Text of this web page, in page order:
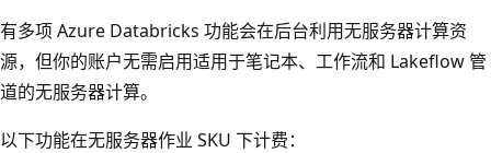
有多项 Azure Databricks 功能会在后台利用无服务器计算资
源，但你的账户无需启用适用于笔记本、工作流和 Lakeflow 管
道的无服务器计算。
以下功能在无服务器作业 SKU 下计费：